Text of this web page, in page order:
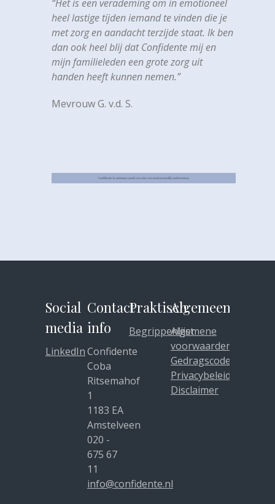
“Het is een verademing om in emotioneel
heel lastige tijden iemand te vinden die je
met zorg en aandacht terzijde staat. Ik ben
dan ook heel blij dat Confidente mij en
mijn familieleden een grote zorg uit
handen heeft kunnen nemen.”
Mevrouw G. v.d. S.
Social
media
LinkedIn
Contact
info
Confidente
Coba
Ritsemahof
1
1183 EA
Amstelveen
020 -
675 67
11
info@confidente.nl
Praktisch
Begrippenlijst
Algemeen
Algemene
voorwaarden
Gedragscode
Privacybeleid
Disclaimer